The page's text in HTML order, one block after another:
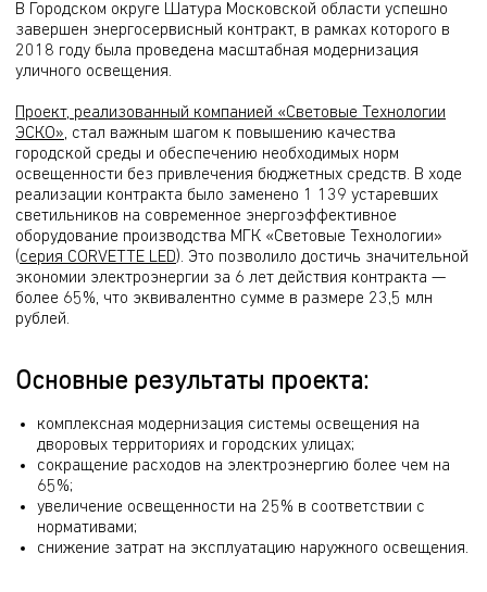
В Городском округе Шатура Московской области успешно
завершен энергосервисный контракт, в рамках которого в
2018 году была проведена масштабная модернизация
уличного освещения.
Проект, реализованный компанией «Световые Технологии
ЭСКО», стал важным шагом к повышению качества
городской среды и обеспечению необходимых норм
освещенности без привлечения бюджетных средств. В ходе
реализации контракта было заменено 1 139 устаревших
светильников на современное энергоэффективное
оборудование производства МГК «Световые Технологии»
(серия CORVETTE LED). Это позволило достичь значительной
экономии электроэнергии за 6 лет действия контракта —
более 65%, что эквивалентно сумме в размере 23,5 млн
рублей.
Основные результаты проекта:
комплексная модернизация системы освещения на
дворовых территориях и городских улицах;
сокращение расходов на электроэнергию более чем на
65%;
увеличение освещенности на 25% в соответствии с
нормативами;
снижение затрат на эксплуатацию наружного освещения.